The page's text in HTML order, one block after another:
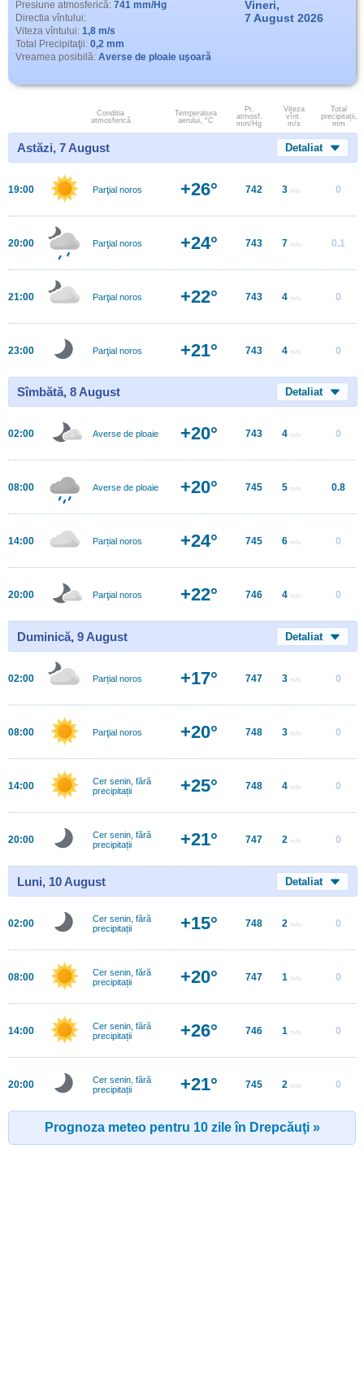
Presiune atmosferică: 741 mm/Hg
Directia vîntului:
Viteza vîntului: 1,8 m/s
Total Precipitaţii: 0,2 mm
Vreamea posibilă: Averse de ploaie uşoară
Vineri,
7 August 2026
Conditia
atmosferică
Temperatura
aerului, °C
Pr.
atmosf.
mm/Hg
Viteza
vînt.
m/s
Total
precipitații,
mm
Astăzi, 7 August Detaliat
19:00 Parţial noros +26° 742 3 m/s 0
20:00 Parţial noros +24° 743 7 m/s 0.1
21:00 Parţial noros +22° 743 4 m/s 0
23:00 Parţial noros +21° 743 4 m/s 0
Sîmbătă, 8 August Detaliat
02:00 Averse de ploaie +20° 743 4 m/s 0
08:00 Averse de ploaie +20° 745 5 m/s 0.8
14:00 Parțial noros +24° 745 6 m/s 0
20:00 Parţial noros +22° 746 4 m/s 0
Duminică, 9 August Detaliat
02:00 Parțial noros +17° 747 3 m/s 0
08:00 Parţial noros +20° 748 3 m/s 0
14:00
Cer senin, fără
precipitații
+25° 748 4 m/s 0
20:00
Cer senin, fără
precipitații
+21° 747 2 m/s 0
Luni, 10 August Detaliat
02:00
Cer senin, fără
precipitații
+15° 748 2 m/s 0
08:00
Cer senin, fără
precipitații
+20° 747 1 m/s 0
14:00
Cer senin, fără
precipitații
+26° 746 1 m/s 0
20:00
Cer senin, fără
precipitații
+21° 745 2 m/s 0
Prognoza meteo pentru 10 zile în Drepcăuţi »